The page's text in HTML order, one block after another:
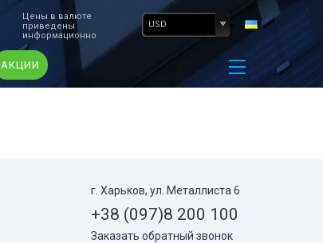
Цены в валюте
приведены
информационно
USD
АКЦИИ
г. Харьков, ул. Металлиста 6
+38 (097)8 200 100
Заказать обратный звонок